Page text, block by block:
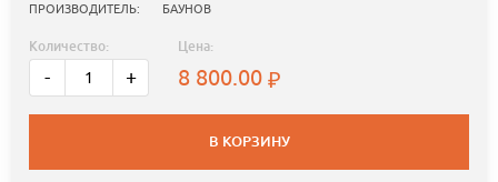
ПРОИЗВОДИТЕЛЬ: БАУНОВ
Количество:
- +
Цена:
8 800.00
В КОРЗИНУ